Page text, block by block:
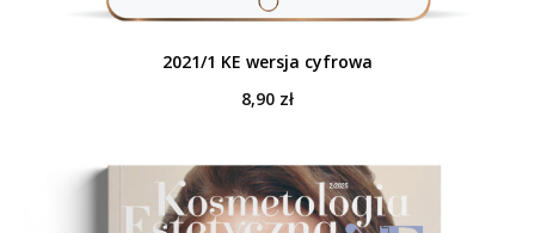
2021/1 KE wersja cyfrowa
8,90 zł